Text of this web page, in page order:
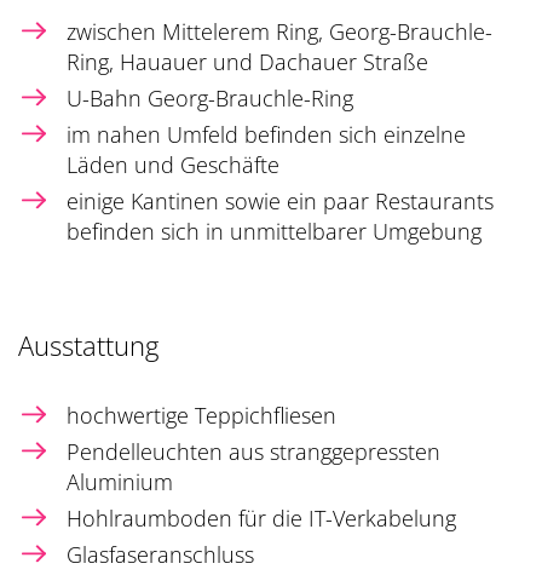
zwischen Mittelerem Ring, Georg-Brauchle-
Ring, Hauauer und Dachauer Straße
U-Bahn Georg-Brauchle-Ring
im nahen Umfeld befinden sich einzelne
Läden und Geschäfte
einige Kantinen sowie ein paar Restaurants
befinden sich in unmittelbarer Umgebung
Ausstattung
hochwertige Teppichfliesen
Pendelleuchten aus stranggepressten
Aluminium
Hohlraumboden für die IT-Verkabelung
Glasfaseranschluss